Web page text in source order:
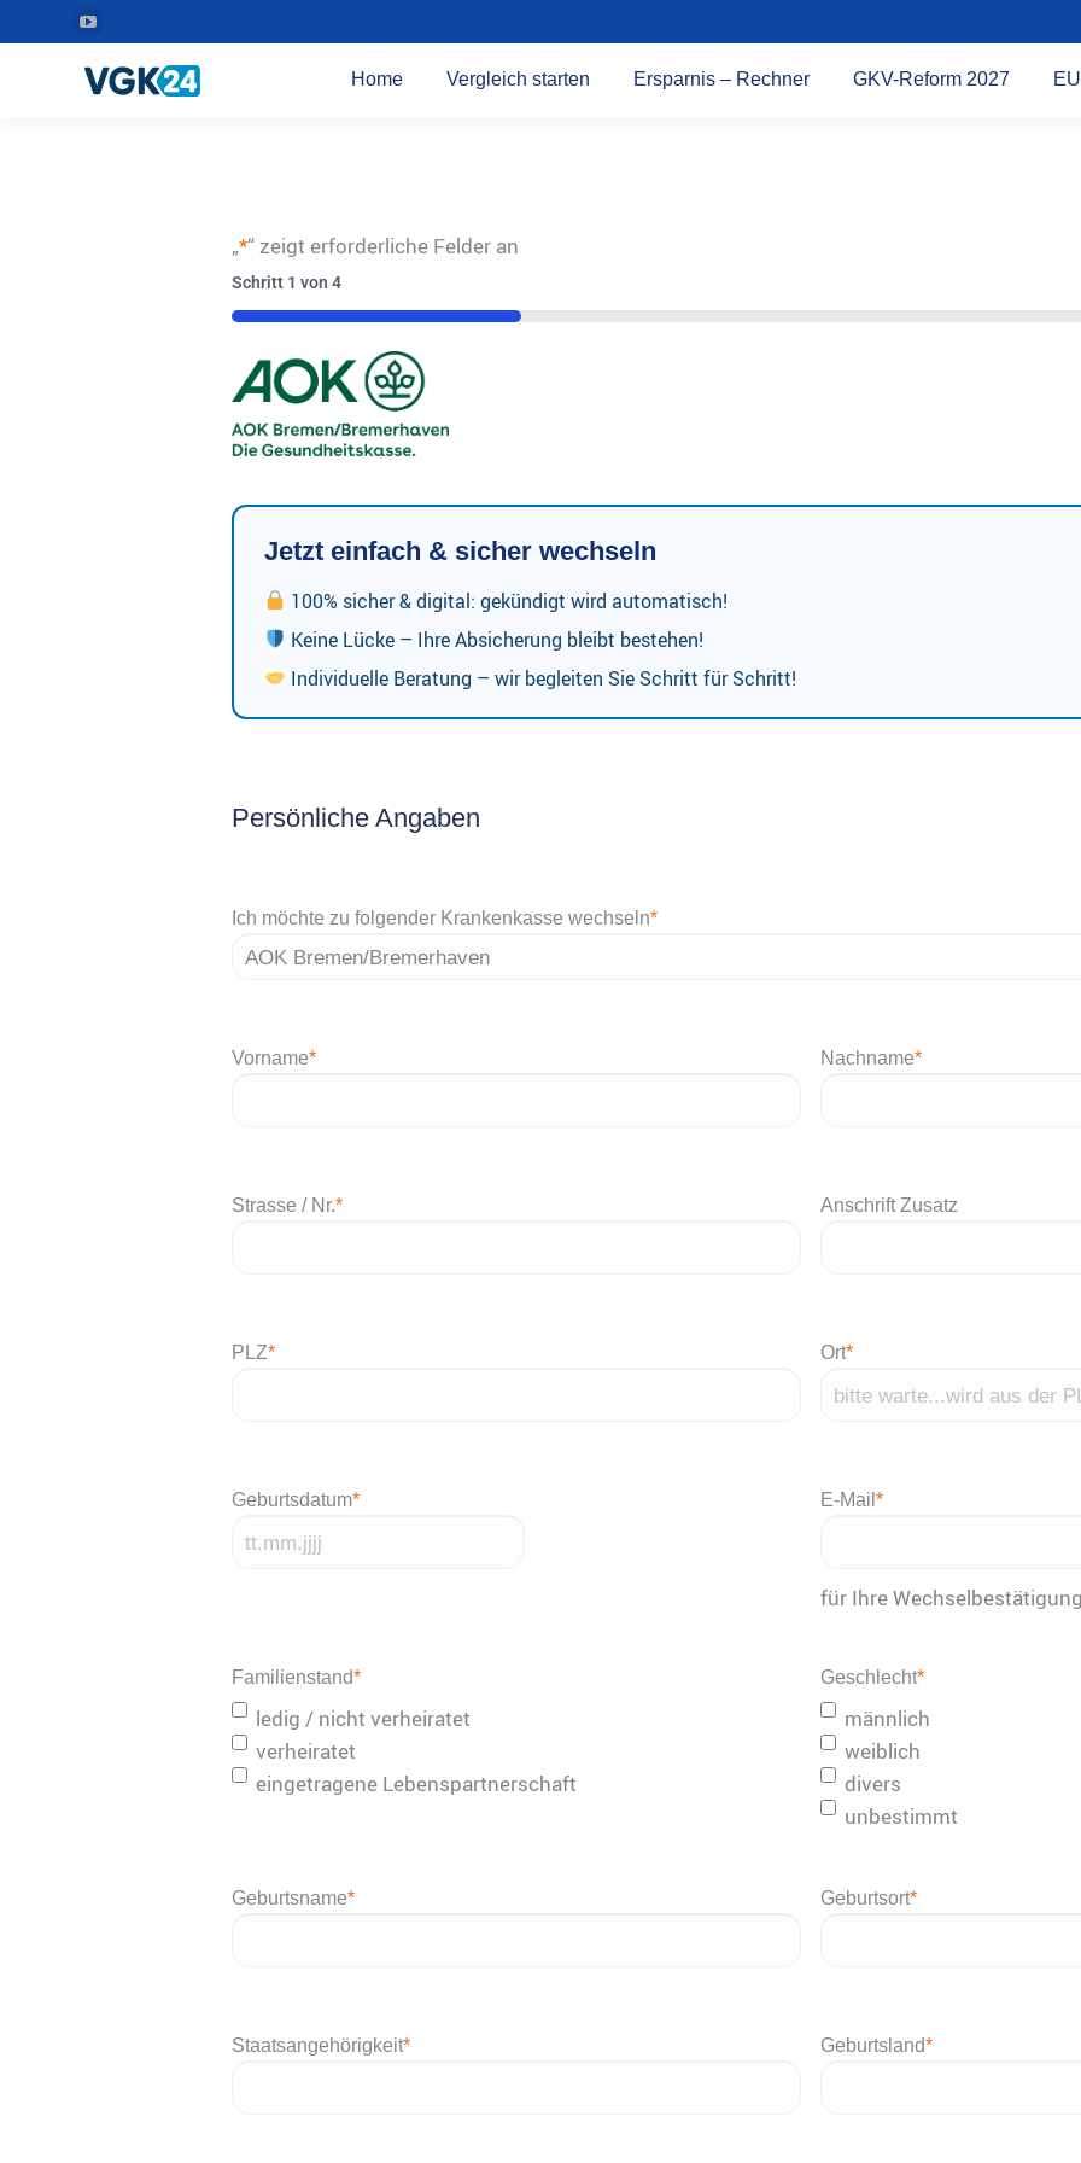
YouTube
Seite
wird
Home Vergleich starten Ersparnis – Rechner GKV-Reform 2027
„*“ zeigt erforderliche Felder an
Schritt 1 von 4
25%
Jetzt einfach & sicher wechseln
100% sicher & digital: gekündigt wird automatisch!
Keine Lücke – Ihre Absicherung bleibt bestehen!
Individuelle Beratung – wir begleiten Sie Schritt für Schritt!
Persönliche Angaben
Ich möchte zu folgender Krankenkasse wechseln*
Vorname* Nachname*
Strasse / Nr.* Anschrift Zusatz
PLZ* Ort*
Geburtsdatum*
JJJJ
E-Mail *
für Ihre
Familienstand*
ledig / nicht verheiratet
verheiratet
eingetragene Lebenspartnerschaft
Geschlecht*
männlich
weiblich
divers
unbestimmt
Geburtsname* Geburtsort*
Staatsangehörigkeit* Geburtsland*